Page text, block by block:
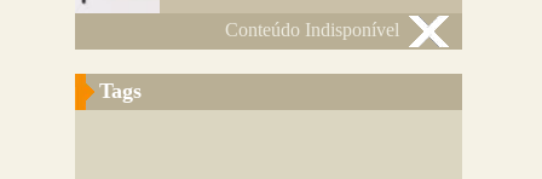
Conteúdo Indisponível
Tags